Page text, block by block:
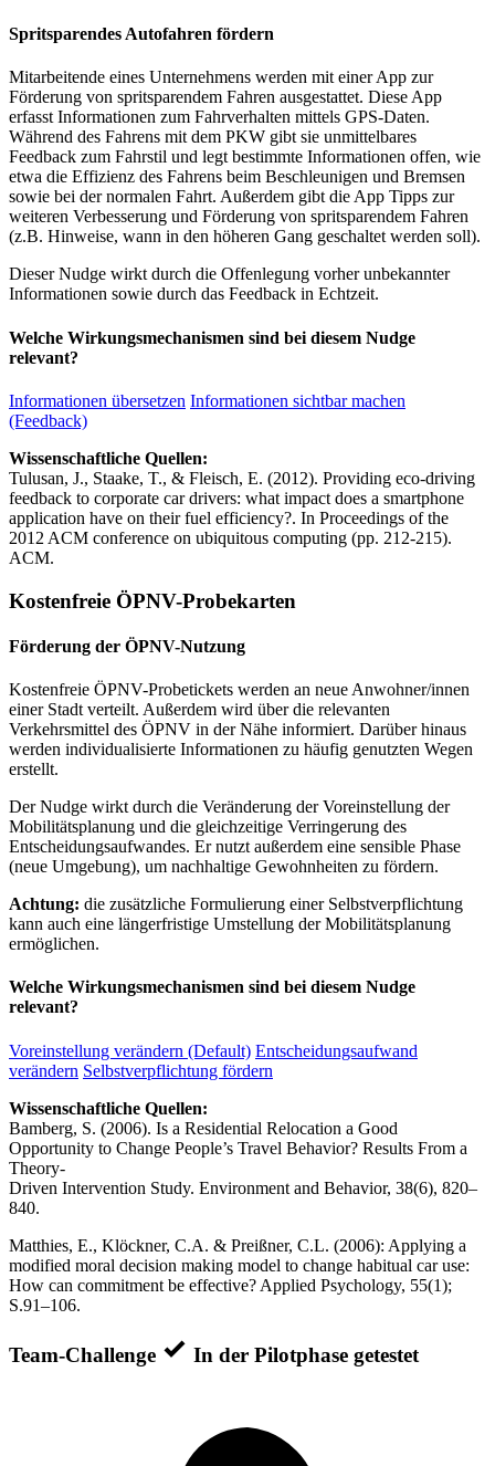
Spritsparendes Autofahren fördern
Mitarbeitende eines Unternehmens werden mit einer App zur
Förderung von spritsparendem Fahren ausgestattet. Diese App
erfasst Informationen zum Fahrverhalten mittels GPS-Daten.
Während des Fahrens mit dem PKW gibt sie unmittelbares
Feedback zum Fahrstil und legt bestimmte Informationen offen, wie
etwa die Effizienz des Fahrens beim Beschleunigen und Bremsen
sowie bei der normalen Fahrt. Außerdem gibt die App Tipps zur
weiteren Verbesserung und Förderung von spritsparendem Fahren
(z.B. Hinweise, wann in den höheren Gang geschaltet werden soll).
Dieser Nudge wirkt durch die Offenlegung vorher unbekannter
Informationen sowie durch das Feedback in Echtzeit.
Welche Wirkungsmechanismen sind bei diesem Nudge
relevant?
Informationen übersetzen Informationen sichtbar machen
(Feedback)
Wissenschaftliche Quellen:
Tulusan, J., Staake, T., & Fleisch, E. (2012). Providing eco-driving
feedback to corporate car drivers: what impact does a smartphone
application have on their fuel efficiency?. In Proceedings of the
2012 ACM conference on ubiquitous computing (pp. 212-215).
ACM.
Kostenfreie ÖPNV-Probekarten
Förderung der ÖPNV-Nutzung
Kostenfreie ÖPNV-Probetickets werden an neue Anwohner/innen
einer Stadt verteilt. Außerdem wird über die relevanten
Verkehrsmittel des ÖPNV in der Nähe informiert. Darüber hinaus
werden individualisierte Informationen zu häufig genutzten Wegen
erstellt.
Der Nudge wirkt durch die Veränderung der Voreinstellung der
Mobilitätsplanung und die gleichzeitige Verringerung des
Entscheidungsaufwandes. Er nutzt außerdem eine sensible Phase
(neue Umgebung), um nachhaltige Gewohnheiten zu fördern.
Achtung: die zusätzliche Formulierung einer Selbstverpflichtung
kann auch eine längerfristige Umstellung der Mobilitätsplanung
ermöglichen.
Welche Wirkungsmechanismen sind bei diesem Nudge
relevant?
Voreinstellung verändern (Default) Entscheidungsaufwand
verändern Selbstverpflichtung fördern
Wissenschaftliche Quellen:
Bamberg, S. (2006). Is a Residential Relocation a Good
Opportunity to Change People’s Travel Behavior? Results From a
Theory-
Driven Intervention Study. Environment and Behavior, 38(6), 820–
840.
Matthies, E., Klöckner, C.A. & Preißner, C.L. (2006): Applying a
modified moral decision making model to change habitual car use:
How can commitment be effective? Applied Psychology, 55(1);
S.91–106.
Team-Challenge In der Pilotphase getestet